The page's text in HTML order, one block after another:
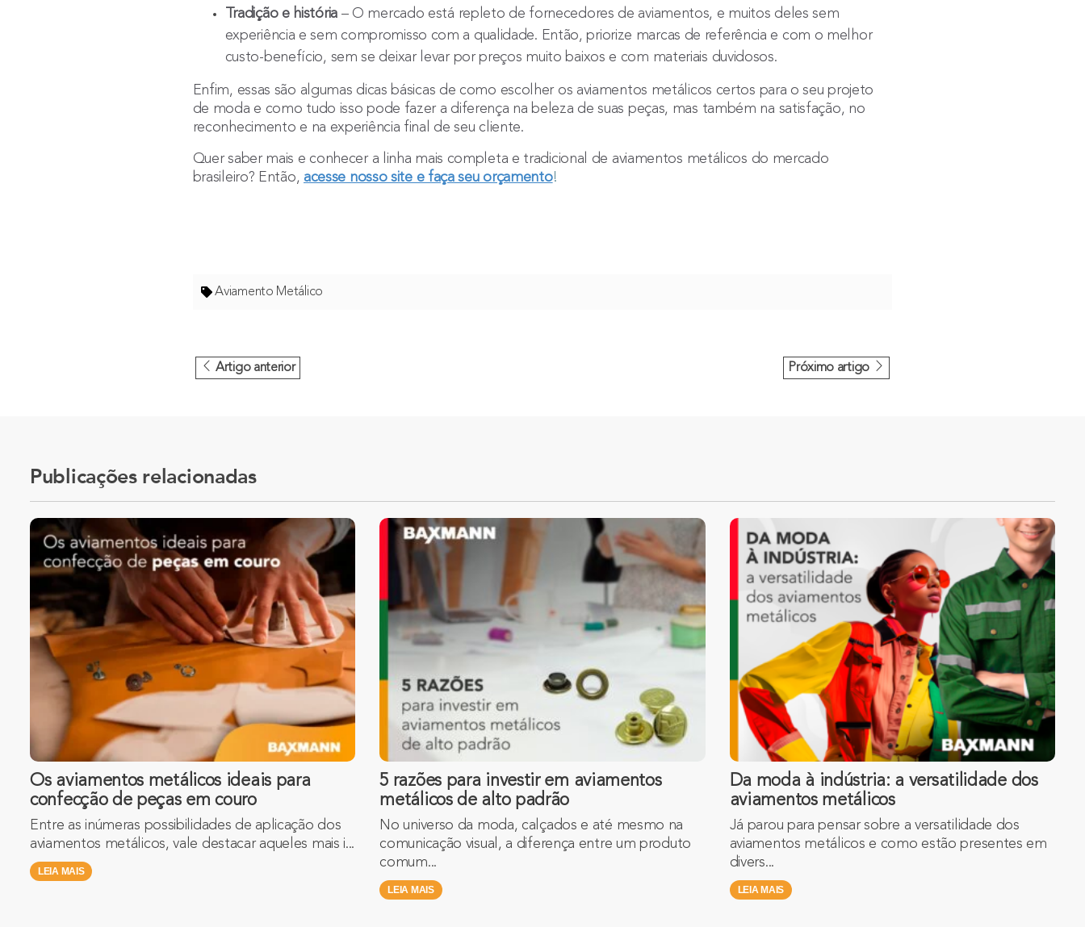
Tradição e história – O mercado está repleto de fornecedores de aviamentos, e muitos deles sem
experiência e sem compromisso com a qualidade. Então, priorize marcas de referência e com o melhor
custo-benefício, sem se deixar levar por preços muito baixos e com materiais duvidosos.
Enfim, essas são algumas dicas básicas de como escolher os aviamentos metálicos certos para o seu projeto
de moda e como tudo isso pode fazer a diferença na beleza de suas peças, mas também na satisfação, no
reconhecimento e na experiência final de seu cliente.
Quer saber mais e conhecer a linha mais completa e tradicional de aviamentos metálicos do mercado
brasileiro? Então, acesse nosso site e faça seu orçamento!
Aviamento Metálico
Artigo anterior Próximo artigo
Publicações relacionadas
Os aviamentos metálicos ideais para
confecção de peças em couro
Entre as inúmeras possibilidades de aplicação dos
aviamentos metálicos, vale destacar aqueles mais i...
LEIA MAIS
5 razões para investir em aviamentos
metálicos de alto padrão
No universo da moda, calçados e até mesmo na
comunicação visual, a diferença entre um produto
comum...
LEIA MAIS
Da moda à indústria: a versatilidade dos
aviamentos metálicos
Já parou para pensar sobre a versatilidade dos
aviamentos metálicos e como estão presentes em
divers...
LEIA MAIS